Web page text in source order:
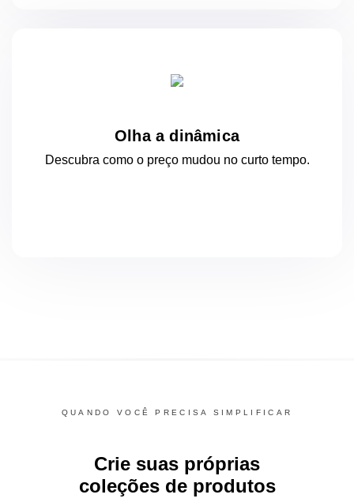
Olha a dinâmica
Descubra como o preço mudou no curtotempo.
QUANDO VOCÊ PRECISA SIMPLIFICAR
Crie suas próprias
coleções de produtos